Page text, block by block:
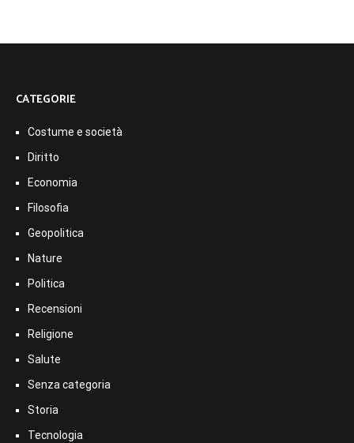
CATEGORIE
Costume e società
Diritto
Economia
Filosofia
Geopolitica
Nature
Politica
Recensioni
Religione
Salute
Senza categoria
Storia
Tecnologia